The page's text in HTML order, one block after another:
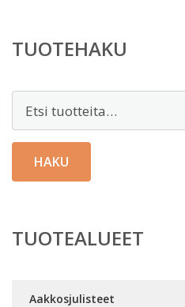
TUOTEHAKU
HAKU
TUOTEALUEET
Aakkosjulisteet